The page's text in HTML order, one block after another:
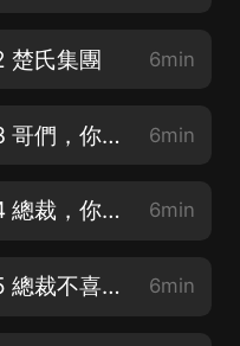
楚氏集團 6min
總裁孩子歸我請放手 003 哥們，你很帥 6min
總裁孩子歸我請放手 004 總裁，你没事吧 6min
總裁孩子歸我請放手 005 總裁不喜歡女人 6min